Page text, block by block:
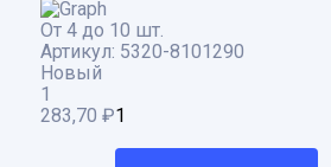
От 4 до 10 шт.
Артикул: 5320-8101290
Новый
1
283,70 ₽